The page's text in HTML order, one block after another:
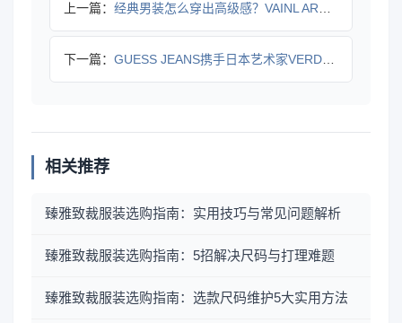
上一篇： 经典男装怎么穿出高级感？VAINL ARCHIVE春夏系列面
下一篇： GUESS JEANS携手日本艺术家VERDY开启长期创意合
相关推荐
臻雅致裁服装选购指南：实用技巧与常见问题解析
臻雅致裁服装选购指南：5招解决尺码与打理难题
臻雅致裁服装选购指南：选款尺码维护5大实用方法